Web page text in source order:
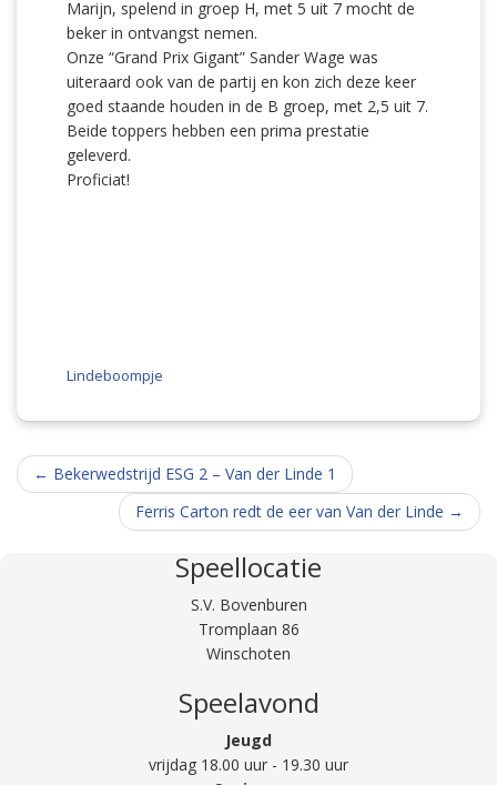
Marijn, spelend in groep H, met 5 uit 7 mocht de
beker in ontvangst nemen.
Onze “Grand Prix Gigant” Sander Wage was
uiteraard ook van de partij en kon zich deze keer
goed staande houden in de B groep, met 2,5 uit 7.
Beide toppers hebben een prima prestatie
geleverd.
Proficiat!
Lindeboompje
Berichtnavigatie
← Bekerwedstrijd ESG 2 – Van der Linde 1
Ferris Carton redt de eer van Van der Linde →
Speellocatie
S.V. Bovenburen
Tromplaan 86
Winschoten
Speelavond
Jeugd
vrijdag 18.00 uur - 19.30 uur